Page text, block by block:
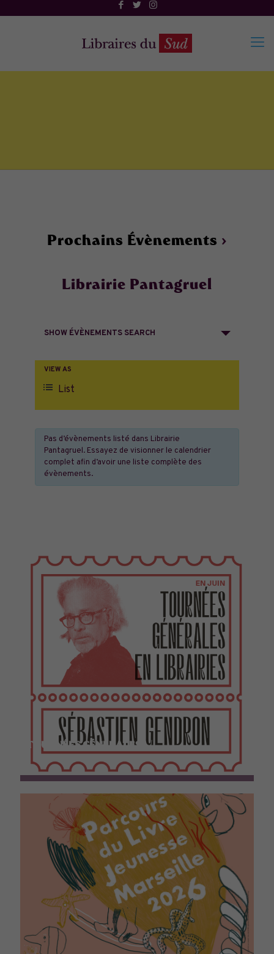
Prochains Évènements ›
Librairie Pantagruel
Recherche
et
navigation
de
vues
Évènements
SHOW ÉVÈNEMENTS SEARCH
Navigation
de
vues
Évènement
VIEW AS
List
Pas d’évènements listé dans Librairie
Pantagruel. Essayez de visionner le calendrier
complet afin d’avoir une liste complète des
évènements.
TOURNÉES GÉNÉRALES